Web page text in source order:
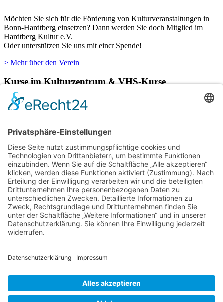
Möchten Sie sich für die Förderung von Kulturveranstaltungen in
Bonn-Hardtberg einsetzen? Dann werden Sie doch Mitglied im
Hardtberg Kultur e.V.
Oder unterstützen Sie uns mit einer Spende!
> Mehr über den Verein
Kurse im Kulturzentrum & VHS-Kurse
Räumlichkeiten im Kulturzentrum für einige ihrer Kurse.
> Hier finden Sie eine aktuelle Übersicht.
Newsletter
Über alle Konzerte und Kurse informiert bleiben?
Wenn Sie unseren Newsletter abonnieren, erhalten Sie Infos zu
> Zum Anmeldeformular
Das Kulturzentrum.
Folge uns